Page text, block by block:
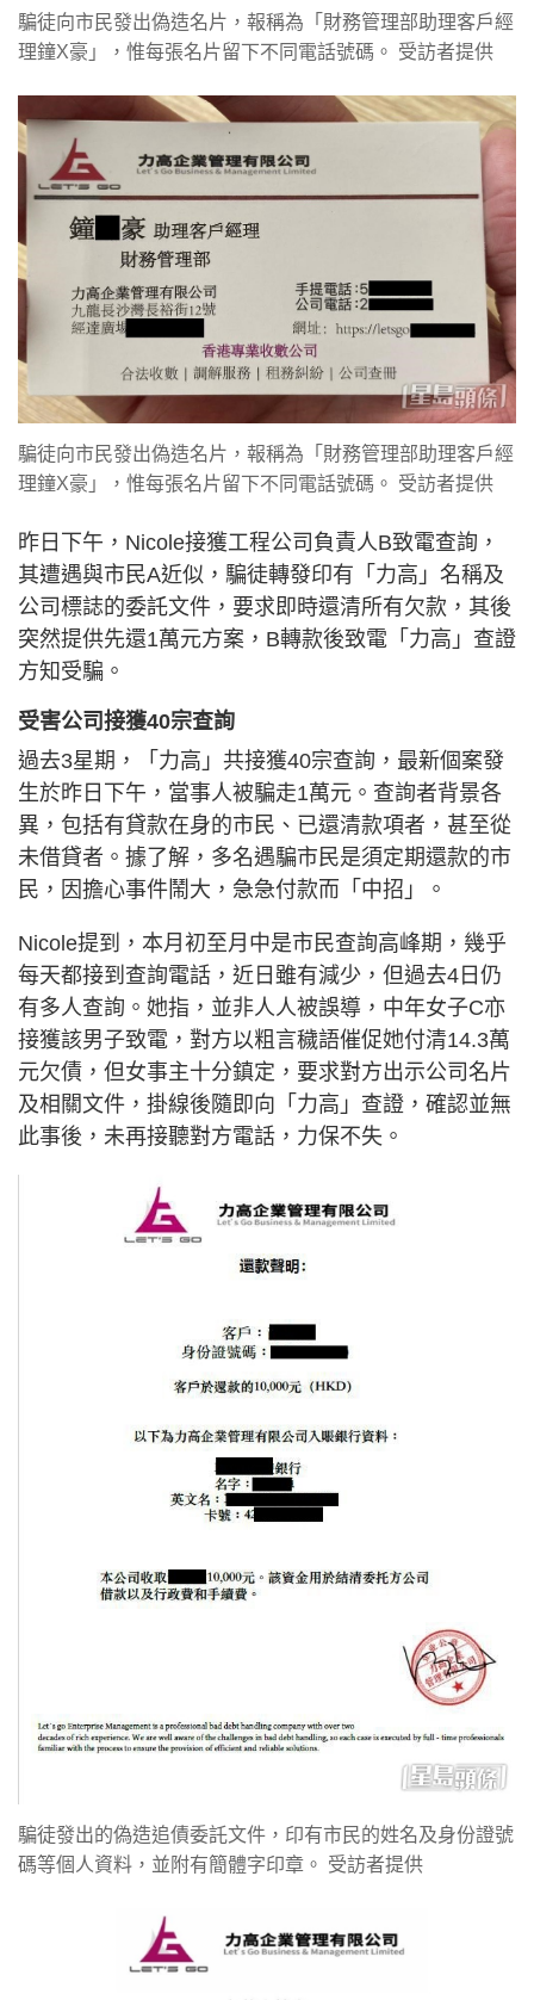
騙徒向市民發出偽造名片，報稱為「財務管理部助理客戶經
理鐘X豪」，惟每張名片留下不同電話號碼。 受訪者提供
騙徒向市民發出偽造名片，報稱為「財務管理部助理客戶經
理鐘X豪」，惟每張名片留下不同電話號碼。 受訪者提供
昨日下午，Nicole接獲工程公司負責人B致電查詢，
其遭遇與市民A近似，騙徒轉發印有「力高」名稱及
公司標誌的委託文件，要求即時還清所有欠款，其後
突然提供先還1萬元方案，B轉款後致電「力高」查證
方知受騙。
受害公司接獲40宗查詢
過去3星期，「力高」共接獲40宗查詢，最新個案發
生於昨日下午，當事人被騙走1萬元。查詢者背景各
異，包括有貸款在身的市民、已還清款項者，甚至從
未借貸者。據了解，多名遇騙市民是須定期還款的市
民，因擔心事件鬧大，急急付款而「中招」。
Nicole提到，本月初至月中是市民查詢高峰期，幾乎
每天都接到查詢電話，近日雖有減少，但過去4日仍
有多人查詢。她指，並非人人被誤導，中年女子C亦
接獲該男子致電，對方以粗言穢語催促她付清14.3萬
元欠債，但女事主十分鎮定，要求對方出示公司名片
及相關文件，掛線後隨即向「力高」查證，確認並無
此事後，未再接聽對方電話，力保不失。
騙徒發出的偽造追債委託文件，印有市民的姓名及身份證號
碼等個人資料，並附有簡體字印章。 受訪者提供